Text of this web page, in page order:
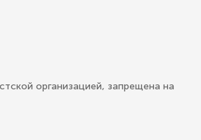
организацией, запрещена на